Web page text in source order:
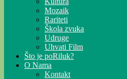
Mozaik
Rariteti
Škola zvuka
Udruge
Uhvati Film
Što je poRiluk?
O Nama
Kontakt